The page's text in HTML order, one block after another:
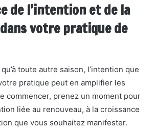
de l’intention et de la
votre pratique de
toute autre saison, l’intention que
pratique peut en amplifier les
commencer, prenez un moment pour
liée au renouveau, à la croissance
que vous souhaitez manifester.